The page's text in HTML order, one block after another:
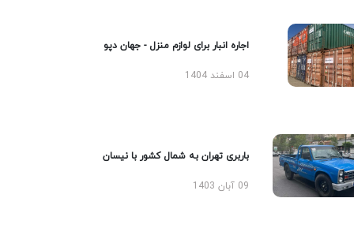
اجاره انبار برای لوازم منزل - جهان دپو
04 اسفند 1404
باربری تهران به شمال کشور با نیسان
09 آبان 1403